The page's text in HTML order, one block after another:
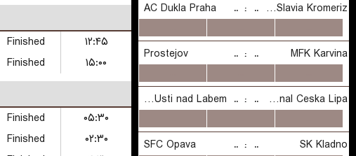
Finished
۱۲:۴۵
Finished
۱۵:۰۰
Finished
۰۵:۳۰
Finished
۰۲:۳۰